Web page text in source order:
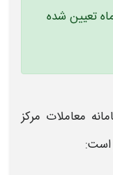
دوشنبه، ۵ مردادماه تعیین شده
معاملات مرکز
است: